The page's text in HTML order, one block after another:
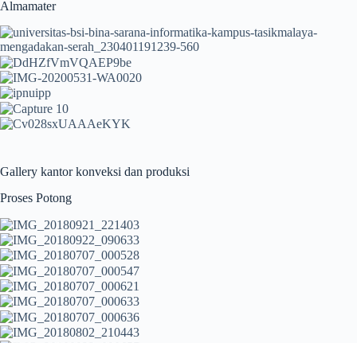
Almamater
Gallery kantor konveksi dan produksi
Proses Potong